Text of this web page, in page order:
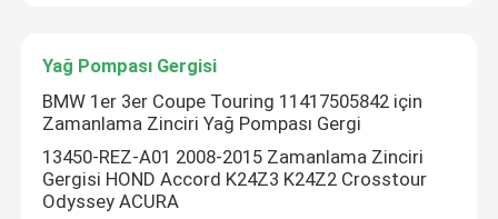
Yağ Pompası Gergisi
BMW 1er 3er Coupe Touring 11417505842 için
Zamanlama Zinciri Yağ Pompası Gergi
13450-REZ-A01 2008-2015 Zamanlama Zinciri
Gergisi HOND Accord K24Z3 K24Z2 Crosstour
Odyssey ACURA